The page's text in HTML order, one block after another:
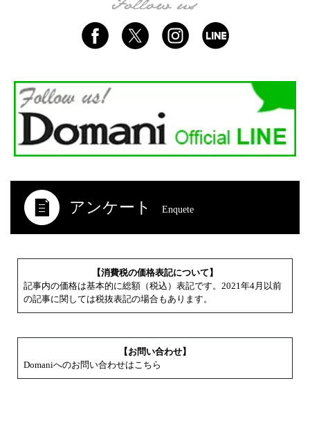
アンケート Enquete
【消費税の価格表記について】
記事内の価格は基本的に総額（税込）表記です。2021年4月以前
の記事に関しては税抜表記の場合もあります。
【お問い合わせ】
Domaniへのお問い合わせはこちら